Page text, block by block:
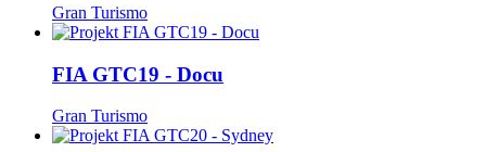
Gran Turismo
FIA GTC19 - Docu
Gran Turismo